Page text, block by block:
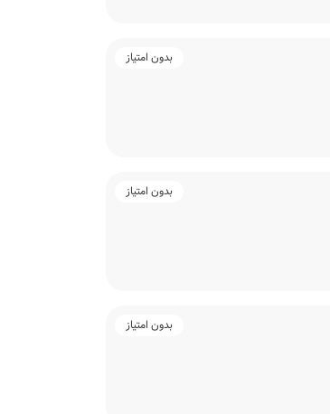
بدون امتیاز
بدون امتیاز
بدون امتیاز